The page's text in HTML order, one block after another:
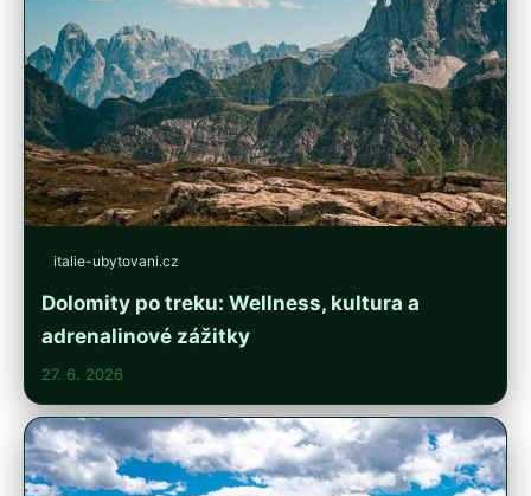
italie-ubytovani.cz
Dolomity po treku: Wellness, kultura a
adrenalinové zážitky
27. 6. 2026